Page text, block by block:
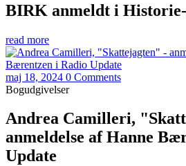
BIRK anmeldt i
read more
maj 18, 2024 0 Comments
Bogudgivelser
Andrea Camilleri,
anmeldelse af Hanne
Update